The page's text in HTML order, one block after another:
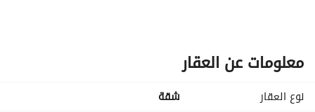
مقدم 50 % والباقي على 30 شهر بدون فوائد
سعرها 3,922,000 مقدم 1,961,000 و 30 قسط شهري 65,367
معلومات عن العقار
نوع العقار
شقة